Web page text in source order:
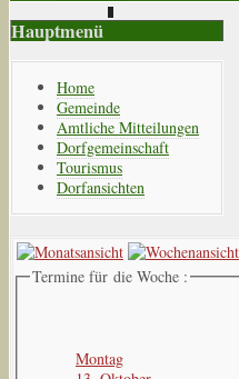
Hauptmenü
Home
Gemeinde
Amtliche Mitteilungen
Dorfgemeinschaft
Tourismus
Dorfansichten
Termine für die Woche :
Montag